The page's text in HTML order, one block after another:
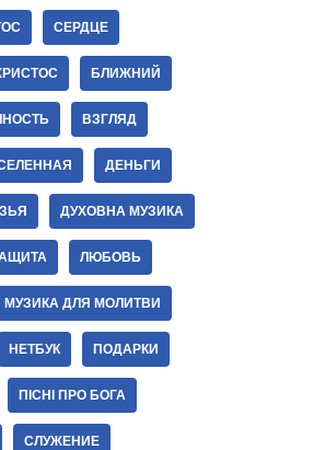
СЕРДЦЕ
БЛИЖНИЙ
ВЗГЛЯД
ДЕНЬГИ
ДУХОВНА МУЗИКА
ЛЮБОВЬ
МУЗИКА ДЛЯ МОЛИТВИ
НЕТБУК ПОДАРКИ
ПІСНІ ПРО БОГА
СЛУЖЕНИЕ